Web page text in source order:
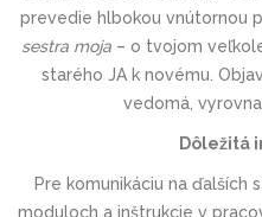
prevedie hlbokou vnútornou
sestra moja – o tvojom
starého JA k novému.
vedomá,
Dôležitá
Pre komunikáciu na ďalších
moduloch a inštrukcie v